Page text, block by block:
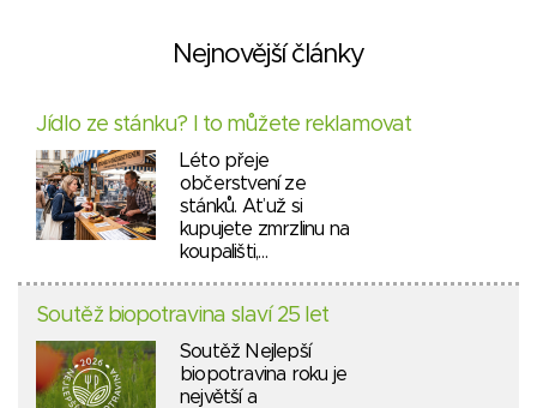
Nejnovější články
Jídlo ze stánku? I to můžete reklamovat
Léto přeje
občerstvení ze
stánků. Ať už si
kupujete zmrzlinu na
koupališti,…
Soutěž biopotravina slaví 25 let
Soutěž Nejlepší
biopotravina roku je
největší a